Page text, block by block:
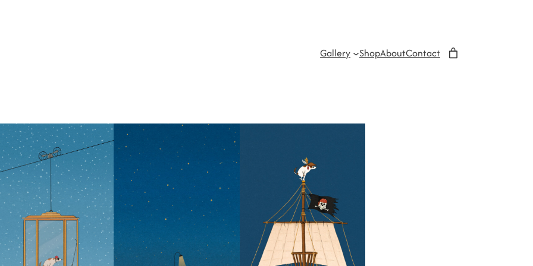
Gallery ShopAboutContact